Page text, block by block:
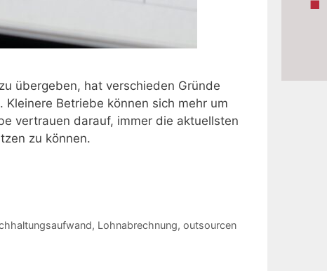
übergeben, hat verschieden Gründe
Betriebe können sich mehr um
vertrauen darauf, immer die aktuellsten
zu können.
, Lohnabrechnung, outsourcen